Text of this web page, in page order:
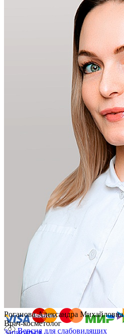
Роганова Александра Михайловна
Врач-косметолог
Записаться
Правовая информация
Построить маршрут
Мы принимаем к оплате:
Версия для слабовидящих